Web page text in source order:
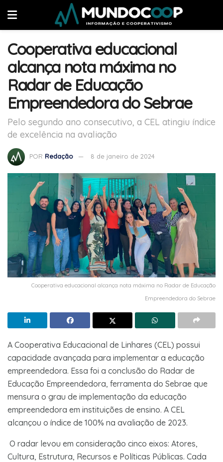
Cooperativa educacional
alcança nota máxima no
Radar de Educação
Empreendedora do Sebrae
Pelo segundo ano consecutivo, a CEL atingiu índice
de excelência na avaliação
POR Redação 8 de janeiro de 2024
Cooperativa educacional alcança nota máxima no Radar de Educação
Empreendedora do Sebrae
A Cooperativa Educacional de Linhares (CEL) possui
capacidade avançada para implementar a educação
empreendedora. Essa foi a conclusão do Radar de
Educação Empreendedora, ferramenta do Sebrae que
mensura o grau de implementação da educação
empreendedora em instituições de ensino. A CEL
alcançou o índice de 100% na avaliação de 2023.
O radar levou em consideração cinco eixos: Atores,
Cultura, Estrutura, Recursos e Políticas Públicas. Cada